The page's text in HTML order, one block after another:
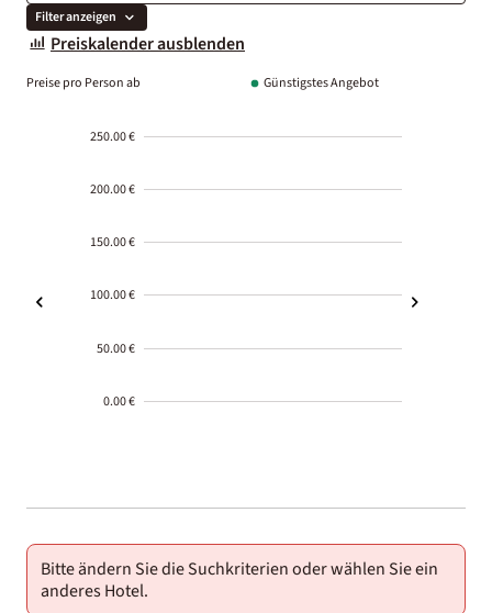
Filter anzeigen
Preiskalender ausblenden
Preise pro Person ab Günstigstes Angebot
250.00 €
200.00 €
150.00 €
100.00 €
50.00 €
0.00 €
01-02
Bitte ändern Sie die Suchkriterien oder wählen Sie ein
anderes Hotel.